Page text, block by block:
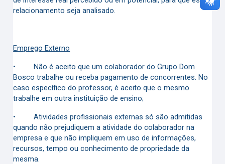
relacionamento seja analisado.
Emprego Externo
•Não é aceito que um colaborador do Grupo Dom
Bosco trabalhe ou receba pagamento de concorrentes. No
caso específico do professor, é aceito que o mesmo
trabalhe em outra instituição de ensino;
•Atividades profissionais externas só são admitidas
quando não prejudiquem a atividade do colaborador na
empresa e que não impliquem em uso de informações,
recursos, tempo ou conhecimento de propriedade da
mesma.